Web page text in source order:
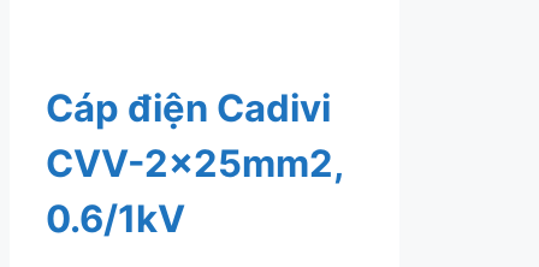
Cáp điện Cadivi
CVV-2x25mm2,
0.6/1kV